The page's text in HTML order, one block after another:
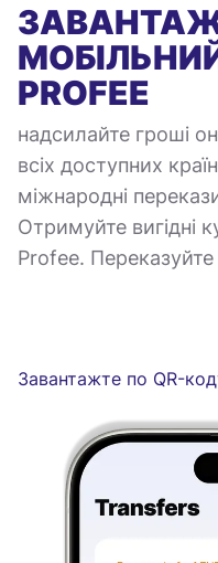
PROFEE
надсилайте гроші
всіх доступних
міжнародні
Отримуйте вигідні
Profee.
Завантажте по QR-